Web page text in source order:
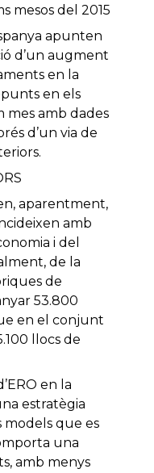
mesos del 2015
apunten
d’un augment
en la
en els
mes amb dades
d’un via de
aparentment,
amb
i del
de la
de
53.800
en el conjunt
llocs de
en la
estratègia
models que es
una
amb menys